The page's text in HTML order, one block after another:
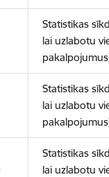
Statistikas
lai uzlabotu
Statistikas
lai uzlabotu
Statistikas
lai uzlabotu